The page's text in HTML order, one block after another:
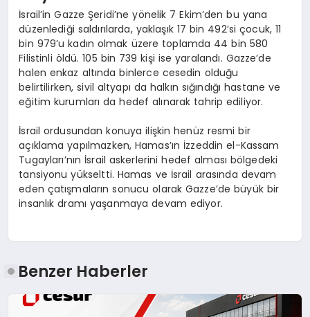
İsrail’in Gazze Şeridi’ne yönelik 7 Ekim’den bu yana
düzenlediği saldırılarda, yaklaşık 17 bin 492’si çocuk, 11
bin 979’u kadın olmak üzere toplamda 44 bin 580
Filistinli öldü. 105 bin 739 kişi ise yaralandı. Gazze’de
halen enkaz altında binlerce cesedin olduğu
belirtilirken, sivil altyapı da halkın sığındığı hastane ve
eğitim kurumları da hedef alınarak tahrip ediliyor.
İsrail ordusundan konuya ilişkin henüz resmi bir
açıklama yapılmazken, Hamas’ın İzzeddin el-Kassam
Tugayları’nın İsrail askerlerini hedef alması bölgedeki
tansiyonu yükseltti. Hamas ve İsrail arasında devam
eden çatışmaların sonucu olarak Gazze’de büyük bir
insanlık dramı yaşanmaya devam ediyor.
Benzer Haberler